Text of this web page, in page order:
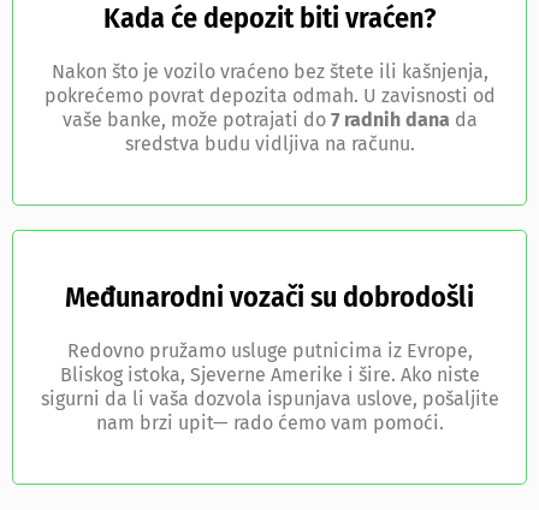
Kada će depozit biti vraćen?
Nakon što je vozilo vraćeno bez štete ili kašnjenja,
pokrećemo povrat depozita odmah. U zavisnosti od
vaše banke, može potrajati do 7 radnih danada
sredstva budu vidljiva na računu.
Međunarodni vozači su dobrodošli
Redovno pružamo usluge putnicima iz Evrope,
Bliskog istoka, Sjeverne Amerike i šire. Ako niste
sigurni da li vaša dozvola ispunjava uslove, pošaljite
nam brzi upit— rado ćemo vam pomoći.